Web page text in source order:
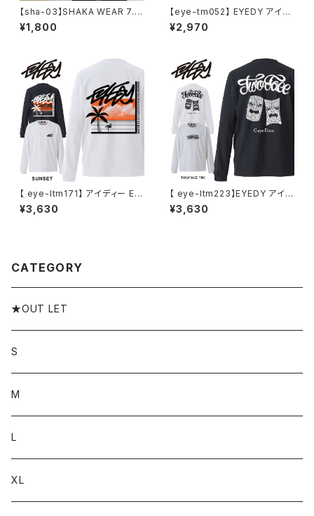
【sha-03】SHAKA WEAR 7.5
OZ MAX HEAVYWEIGHT SH
ORT SLEEVE TEE 半袖 Tシャ
¥1,800
【eye-tm052】 EYEDY アイデ
ィー 大きいサイズ メンズ Tシャ
ツ 半袖 XL XXL XXXL 半袖T
¥2,970
【 eye-ltm171】 アイディー EY
EDY SUNSET サンセット ロン
グスリーブTシャツ 大きいサイズ
¥3,630
【 eye-ltm223】EYEDY アイデ
ィー 大きいサイズ メンズ ロング
Tシャツ TWOFACE TIKI ロン
¥3,630
CATEGORY
★OUT LET
S
M
L
XL